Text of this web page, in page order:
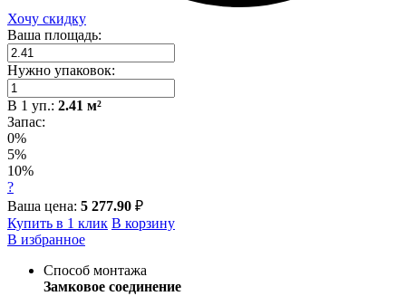
Хочу скидку
Ваша площадь:
Нужно упаковок:
В 1 уп.: 2.41 м²
Запас:
0%
5%
10%
?
Ваша цена: 5 277.90 ₽
Купить в 1 клик В корзину
В избранное
Способ монтажа
Замковое соединение